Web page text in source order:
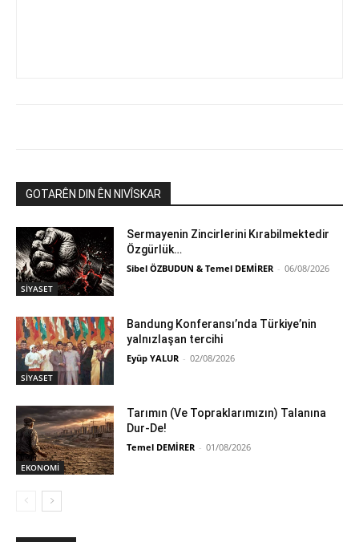
GOTARÊN DIN ÊN NIVÎSKAR
SİYASET
Sermayenin Zincirlerini Kırabilmektedir
Özgürlük…
Sibel ÖZBUDUN & Temel DEMİRER - 06/08/2026
SİYASET
Bandung Konferansı’nda Türkiye’nin
yalnızlaşan tercihi
Eyüp YALUR - 02/08/2026
EKONOMİ
Tarımın (Ve Topraklarımızın) Talanına
Dur-De!
Temel DEMİRER - 01/08/2026